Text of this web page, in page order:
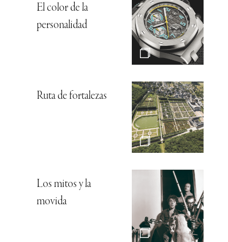
El color de la
personalidad
Ruta de fortalezas
Los mitos y la
movida